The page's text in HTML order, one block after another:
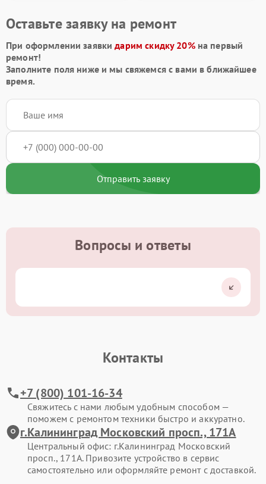
Оставьте заявку на ремонт
При оформлении заявкидарим скидку 20%на первый
ремонт!
Заполните поля ниже и мы свяжемся с вами в ближайшее
время.
Отправить заявку
Вопросы и ответы
Контакты
+7 (800) 101-16-34
Свяжитесь с нами любым удобным способом —
поможем с ремонтом техники быстро и аккуратно.
г.Калининград Московский просп., 171А
Центральный офис: г.Калининград Московский
просп., 171А. Привозите устройство в сервис
самостоятельно или оформляйте ремонт с доставкой.